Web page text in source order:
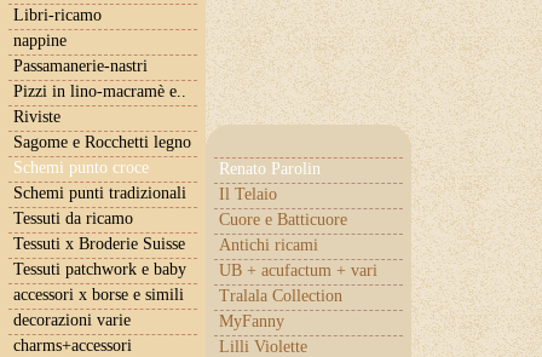
Libri-ricamo
nappine
Passamanerie-nastri
Pizzi in lino-macramè e..
Riviste
Sagome e Rocchetti legno
Schemi punto croce
Renato Parolin
Il Telaio
Cuore e Batticuore
Antichi ricami
UB + acufactum + vari
Tralala Collection
MyFanny
Lilli Violette
Schemi punti tradizionali
Tessuti da ricamo
Tessuti x Broderie Suisse
Tessuti patchwork e baby
accessori x borse e simili
decorazioni varie
charms+accessori